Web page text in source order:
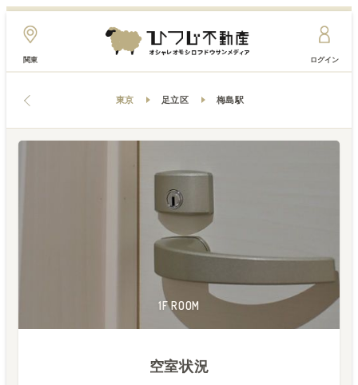
関東 ログイン
東京 足立区 梅島駅
1F ROOM
1F ROOM
1F ROOM
2F ROOM
2F ROOM
2F ROOM
1F ROOM
1F ROOM
1F ROOM
1F ROOM
空室状況